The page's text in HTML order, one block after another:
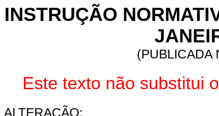
INSTRUÇÃO
(PUBLICADA
Este texto não substitui
ALTERAÇÃO: